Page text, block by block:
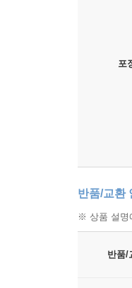
12-10 데저
12-14 윈
주요 참고
포
반품/교환
※ 상품 설명
반품/